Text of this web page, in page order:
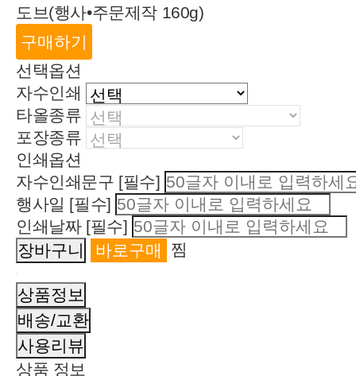
도브(행사•주문제작 160g)
구매하기
선택옵션
자수인쇄
타올종류
포장종류
인쇄옵션
자수인쇄문구 [필수]
행사일 [필수]
인쇄날짜 [필수]
찜
상품정보
배송/교환
사용리뷰
상품 정보